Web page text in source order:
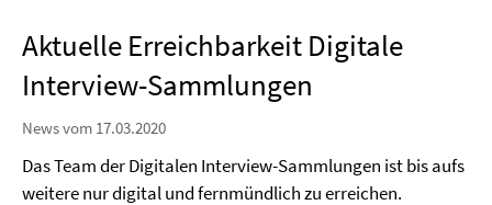
Aktuelle Erreichbarkeit Digitale
Interview-Sammlungen
News vom 17.03.2020
Das Team der Digitalen Interview-Sammlungen ist bis aufs
weitere nur digital und fernmündlich zu erreichen.